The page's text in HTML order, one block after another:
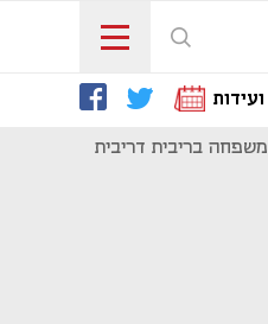
ועידות
משפחה בריבית דריבית